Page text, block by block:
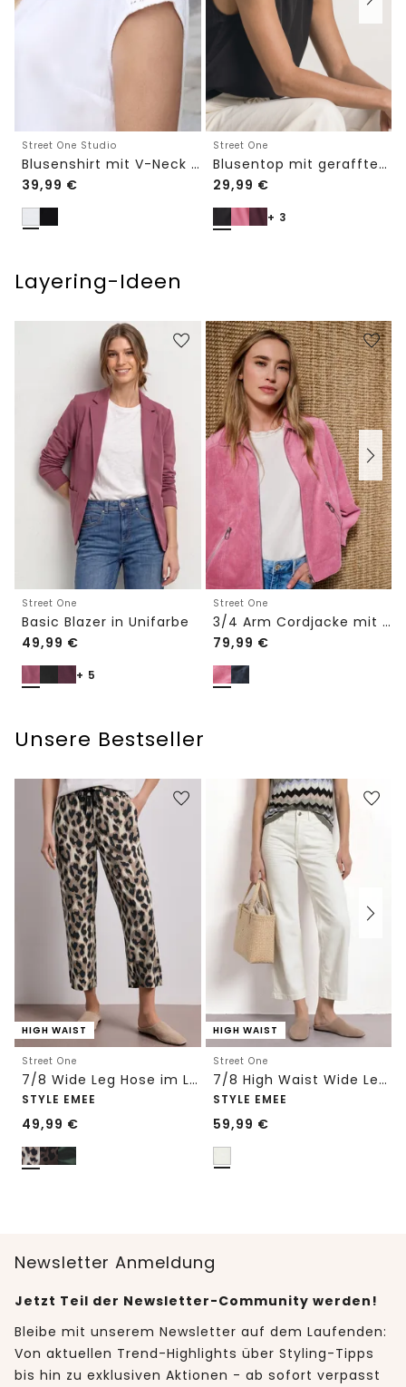
Street One Studio
Blusenshirt mit V-Neck und Spitze
39,99 €
Street One
Blusentop mit gerafftem Rundhals
29,99 €
+ 3
Layering-Ideen
Street One
Basic Blazer in Unifarbe
49,99 €
+ 5
Street One
3/4 Arm Cordjacke mit Hemdkragen
79,99 €
Unsere Bestseller
HIGH WAIST
Street One
7/8 Wide Leg Hose im Loose Fit mit Print
STYLE EMEE
49,99 €
HIGH WAIST
Street One
7/8 High Waist Wide Leg Jeans im Loose Fit
STYLE EMEE
59,99 €
Newsletter Anmeldung
Jetzt Teil der Newsletter-Community werden!
Bleibe mit unserem Newsletter auf dem Laufenden:
Von aktuellen Trend-Highlights über Styling-Tipps
bis hin zu exklusiven Aktionen - ab sofort verpasst